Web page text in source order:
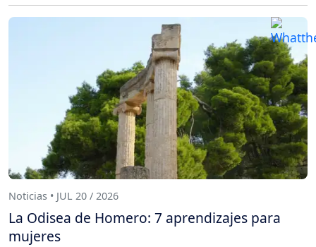
Noticias • JUL 20 / 2026
La Odisea de Homero: 7 aprendizajes para
mujeres